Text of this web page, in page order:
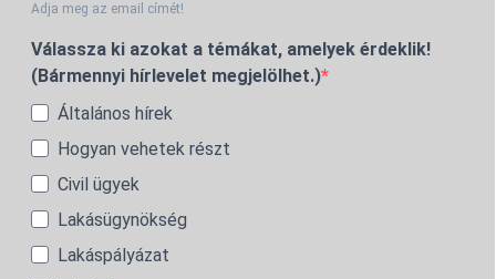
Adja meg az email címét!
Válassza ki azokat a témákat, amelyek érdeklik!
(Bármennyi hírlevelet megjelölhet.)
Általános hírek
Hogyan vehetek részt
Civil ügyek
Lakásügynökség
Lakáspályázat